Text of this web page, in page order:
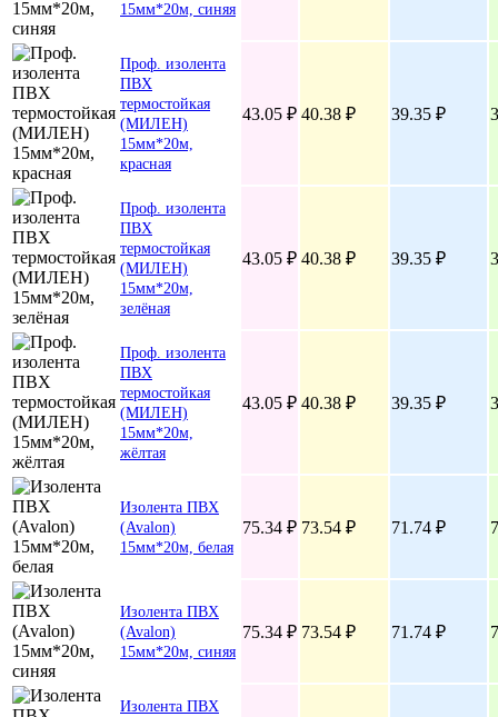
15мм*20м, синяя
Проф. изолента
ПВХ
термостойкая
(МИЛЕН)
15мм*20м,
красная
43.05 ₽ 40.38 ₽ 39.35 ₽
Проф. изолента
ПВХ
термостойкая
(МИЛЕН)
15мм*20м,
зелёная
43.05 ₽ 40.38 ₽ 39.35 ₽
Проф. изолента
ПВХ
термостойкая
(МИЛЕН)
15мм*20м,
жёлтая
43.05 ₽ 40.38 ₽ 39.35 ₽
Изолента ПВХ
(Avalon)
15мм*20м, белая
75.34 ₽ 73.54 ₽ 71.74 ₽
Изолента ПВХ
(Avalon)
15мм*20м, синяя
75.34 ₽ 73.54 ₽ 71.74 ₽
Изолента ПВХ